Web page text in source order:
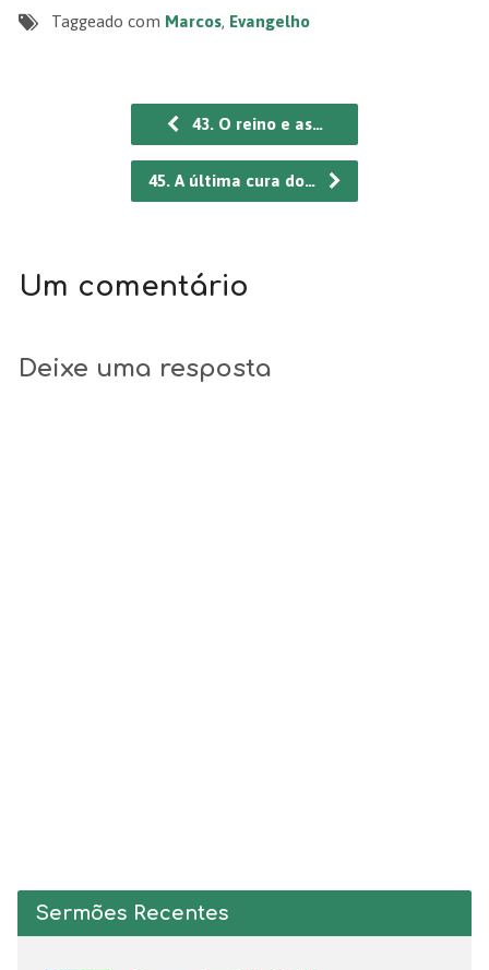
Taggeado com Marcos, Evangelho
43. O reino e as…
45. A última cura do…
Um comentário
Deixe uma resposta
Sermões Recentes